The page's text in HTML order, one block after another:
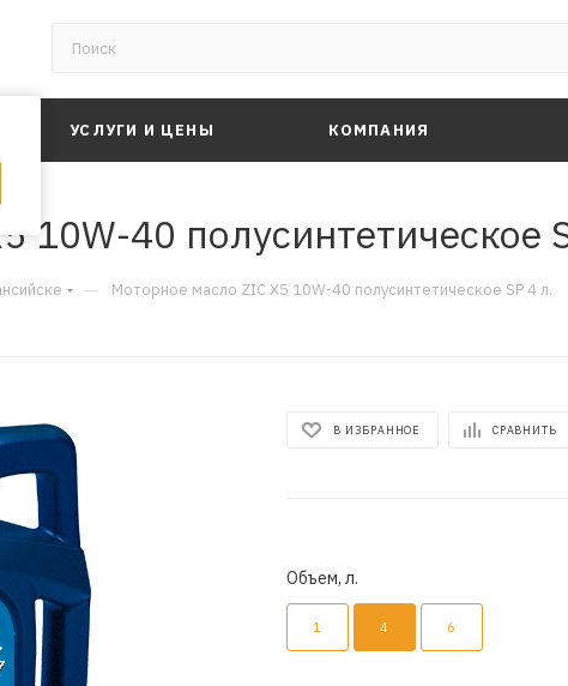
УСЛУГИ И ЦЕНЫ КОМПАНИЯ
10W-40 полусинтетическое
— Моторное масло ZIC X5 10W-40 полусинтетическое SP 4 л.
В ИЗБРАННОЕ СРАВНИТЬ
Объем, л.
1 4 6